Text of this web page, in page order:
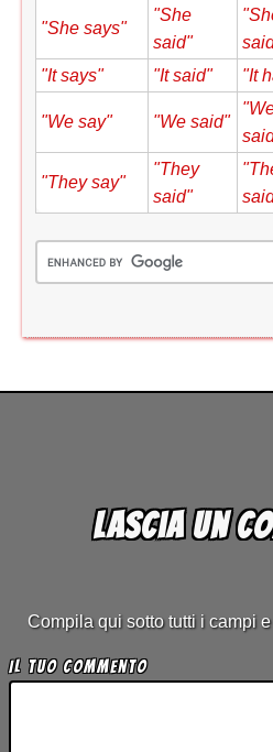
"She says"
"She
said"
"It says"
"It said" "It
"We say" "We said"
"They say"
"They
said"
Lascia un
Compila qui sotto tutti i campi
Il tuo Commento